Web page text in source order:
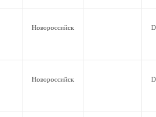
Новороссийск
Новороссийск